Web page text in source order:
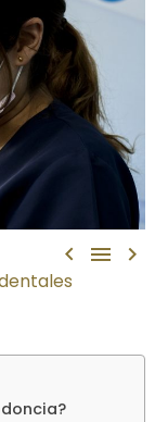
  